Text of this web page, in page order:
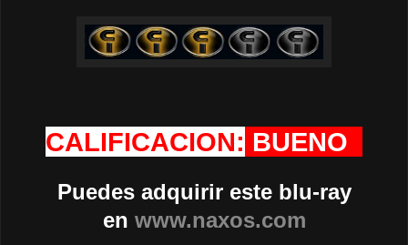
CALIFICACION: BUENO
Puedes adquirir este blu-ray
en www.naxos.com